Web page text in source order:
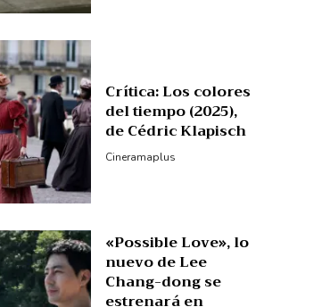
Crítica: Los colores
del tiempo (2025),
de Cédric Klapisch
Cineramaplus
«Possible Love», lo
nuevo de Lee
Chang-dong se
estrenará en